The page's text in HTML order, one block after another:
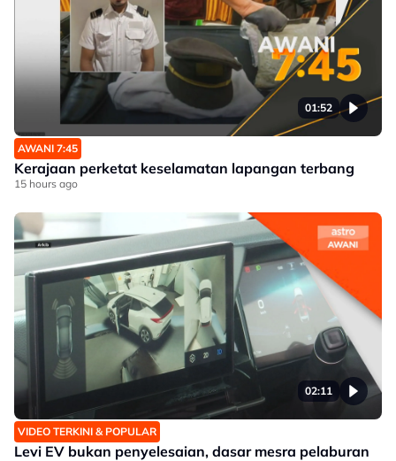
01:52
AWANI 7:45
Kerajaan perketat keselamatan lapangan terbang
15 hours ago
02:11
VIDEO TERKINI & POPULAR
Levi EV bukan penyelesaian, dasar mesra pelaburan